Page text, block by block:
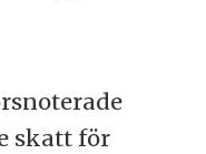
skatt för